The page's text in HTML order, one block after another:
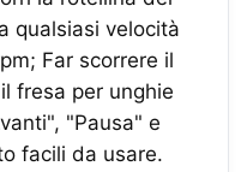
qualsiasi velocità
Far scorrere il
fresa per unghie
"Pausa" e
facili da usare.